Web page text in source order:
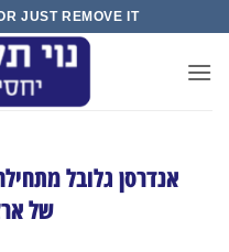
content
JUST REMOVE IT...
אנדרסן גלובל
של